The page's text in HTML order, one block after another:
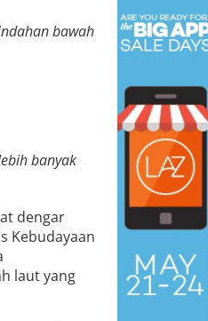
bawah
banyak
dengar
Kebudayaan
laut yang